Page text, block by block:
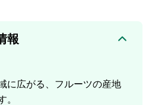
報
に広がる、フルーツの産地
。